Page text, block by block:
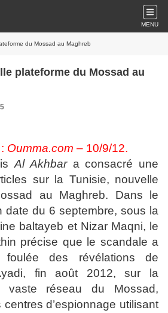
MENU
du Mossad au Maghreb
plateforme du Mossad au
Oumma.com – 10/9/12.
Al Akhbara consacré une
sur la Tunisie, nouvelle
au Maghreb. Dans le
date du 6 septembre, sous la
baltayeb et Nizar Maqni, le
précise que le scandale a
des révélations de
fin août 2012, sur la
vaste réseau du Mossad,
d’espionnage utilisant